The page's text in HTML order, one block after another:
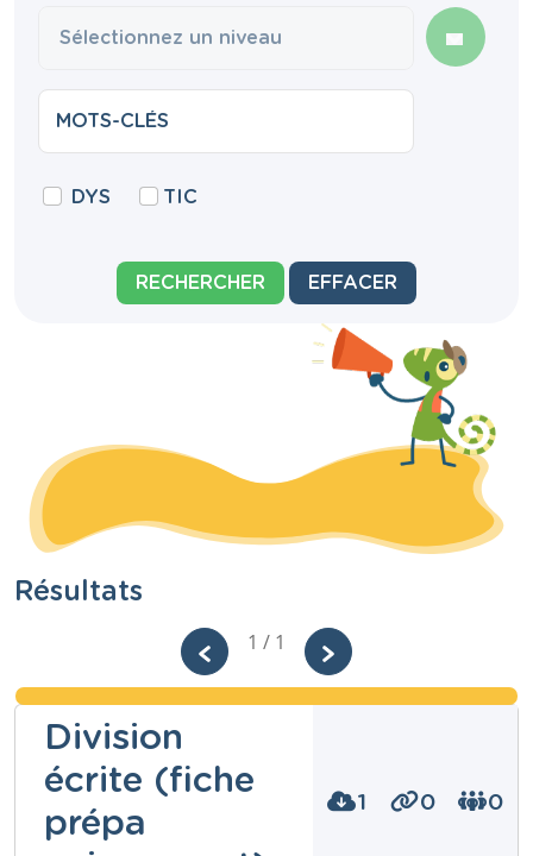
DYS TIC
RECHERCHER EFFACER
Résultats
1 / 1
Division
écrite (fiche
prépa
1 0 0